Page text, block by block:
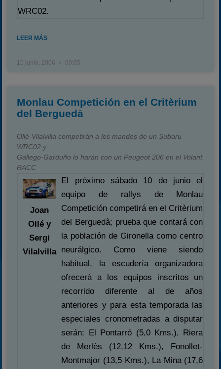
WRC02.
LEER MÁS
15 junio, 2006 00:05
Monlau Competición en el Critèrium
del Berguedà
Ollé-Vilalvilla competirán a los mandos de un Subaru
WRC02 y
Gallego-Garduño lo harán con un Peugeot 206 en el Volant
RACC
Joan
Ollé y
Sergi
Vilalvilla
El próximo sábado 10 de junio el
equipo de rallys de Monlau
Competición competirá en el Critèrium
del Berguedà; prueba que contará con
la población de Gironella como centro
neurálgico. Como viene siendo
habitual, la escudería organizadora
ofrecerá a los equipos inscritos un
recorrido diferente al de años
anteriores y para esta temporada las
especiales cronometradas a disputar
serán: El Pontarró (5,0 Kms.), Riera
de Merlès (12,12 Kms.), Fonollet-
Montmajor (13,5 Kms.), La Mina (17,6